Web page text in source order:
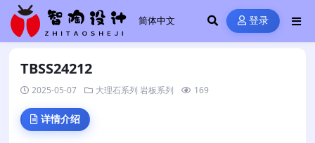
登录
TBSS24212
2025-05-07 大理石系列 岩板系列 169
详情介绍